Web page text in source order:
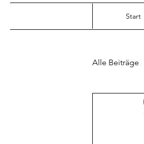
Start
Alle Beiträge